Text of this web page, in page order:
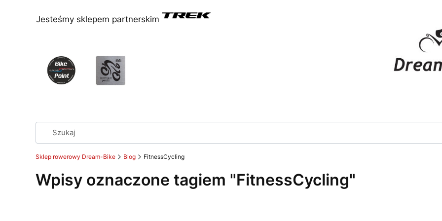
Jesteśmy sklepem partnerskim
Sklep rowerowy Dream-Bike Blog FitnessCycling
Wpisy oznaczone tagiem "FitnessCycling"